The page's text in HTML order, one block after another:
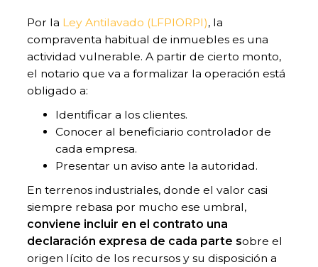
Por la Ley Antilavado (LFPIORPI), la
compraventa habitual de inmuebles es una
actividad vulnerable. A partir de cierto monto,
el notario que va a formalizar la operación está
obligado a:
Identificar a los clientes.
Conocer al beneficiario controlador de
cada empresa.
Presentar un aviso ante la autoridad.
En terrenos industriales, donde el valor casi
siempre rebasa por mucho ese umbral,
conviene incluir en el contrato una
declaración expresa de cada parte sobre el
origen lícito de los recursos y su disposición a